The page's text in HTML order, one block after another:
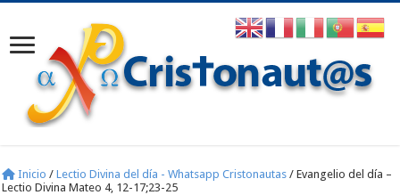
Inicio / Lectio Divina del día - Whatsapp Cristonautas / Evangelio del día –
Lectio Divina Mateo 4, 12-17;23-25